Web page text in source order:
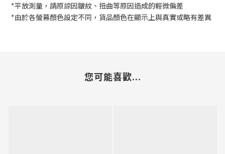
*平放測量，請原諒因皺紋、扭曲等原因造成的輕微偏差
*由於各螢幕顏色設定不同，貨品顏色在顯示上與真實或略有差異
您可能喜歡...